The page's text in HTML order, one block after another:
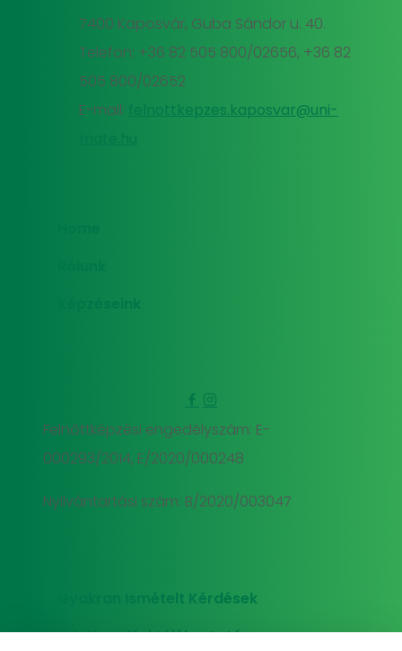
7400 Kaposvár, Guba Sándor u. 40.
Telefon: +36 82 505 800/02656, +36 82
505 800/02652
E-mail:
felnottkepzes.kaposvar@uni-
Felnőttképzési engedélyszám: E-
000293/2014, E/2020/000248
Nyilvántartási szám: B/2020/003047
Gyakran Ismételt Kérdések
Adatkezelési tájékoztató